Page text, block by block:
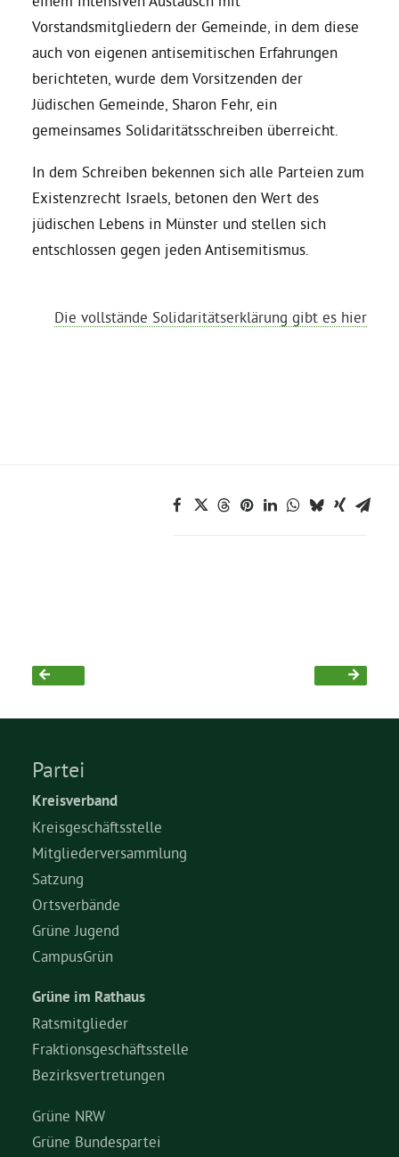
Ratsmitglieder 2025 – 2030
Ratsanträge
Fraktionsgeschäftsstelle
Bezirksvertretungen
CampusGrün
Aktuelles
Termine
Kontakt
Vorstandsmitgliedern der Gemeinde, in dem diese
auch von eigenen antisemitischen Erfahrungen
berichteten, wurde dem Vorsitzenden der
Jüdischen Gemeinde, Sharon Fehr, ein
gemeinsames Solidaritätsschreiben überreicht.
In dem Schreiben bekennen sich alle Parteien zum
Existenzrecht Israels, betonen den Wert des
jüdischen Lebens in Münster und stellen sich
entschlossen gegen jeden Antisemitismus.
Die vollstände Solidaritätserklärung gibt es hier
Partei
Kreisverband
Kreisgeschäftsstelle
Mitgliederversammlung
Satzung
Ortsverbände
Grüne Jugend
CampusGrün
Grüne im Rathaus
Ratsmitglieder
Fraktionsgeschäftsstelle
Bezirksvertretungen
Grüne NRW
Grüne Bundespartei